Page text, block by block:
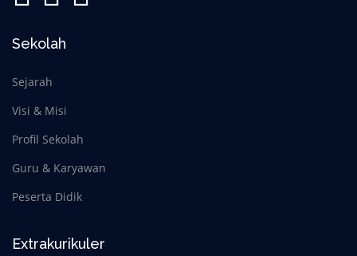
Sekolah
Sejarah
Visi & Misi
Profil Sekolah
Guru & Karyawan
Peserta Didik
Extrakurikuler